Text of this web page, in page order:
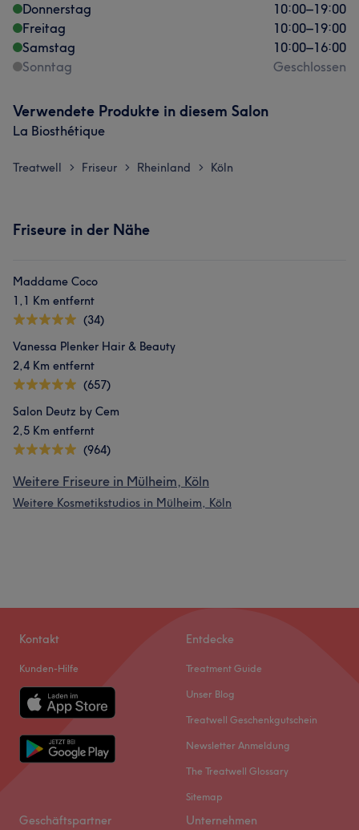
Donnerstag
10:00–19:00
Freitag
10:00–19:00
Samstag
10:00–16:00
Sonntag
Geschlossen
Verwendete Produkte in diesem Salon
La Biosthétique
Treatwell > Friseur > Rheinland > Köln
Friseure in der Nähe
Maddame Coco
1,1 Km entfernt
(34)
Vanessa Plenker Hair & Beauty
2,4 Km entfernt
(657)
Salon Deutz by Cem
2,5 Km entfernt
(964)
Weitere Friseure in Mülheim, Köln
Weitere Kosmetikstudios in Mülheim, Köln
Kontakt
Kunden-Hilfe
Entdecke
Treatment Guide
Unser Blog
Treatwell Geschenkgutschein
Newsletter Anmeldung
The Treatwell Glossary
Sitemap
Geschäftspartner Unternehmen